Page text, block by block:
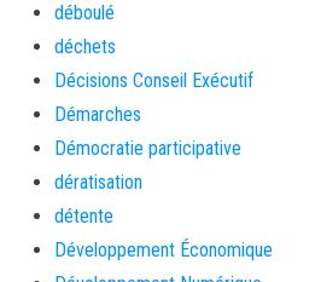
déboulé
déchets
Décisions Conseil Exécutif
Démarches
Démocratie participative
dératisation
détente
Développement Économique